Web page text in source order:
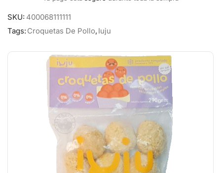
SKU: 400068111111
Tags: Croquetas De Pollo, Iuju